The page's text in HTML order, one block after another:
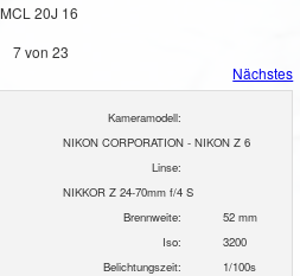
MCL 20J 16
7 von 23
Nächstes
Kameramodell:
NIKON CORPORATION - NIKON Z 6
Linse:
NIKKOR Z 24-70mm f/4 S
Brennweite:
52 mm
Iso:
3200
Belichtungszeit:
1/100s